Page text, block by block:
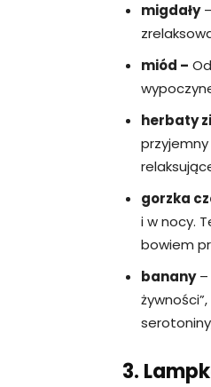
migdały
miód –
herbaty
gorzka
i w nocy.
bowiem
banany–
3.